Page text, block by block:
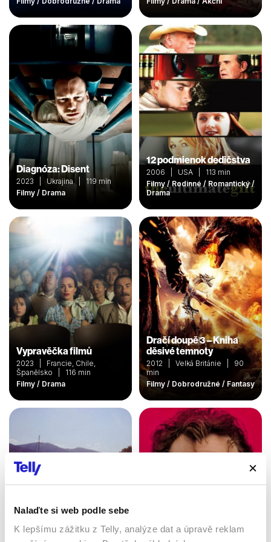
Nalaďte si web podle sebe
K lepšímu zážitku z Telly, analýze dat a úpravě reklam
Diagnóza: Disent
2023 | Ukrajina | 119 min
Filmy / Drama
12 podmienok dedičstva
2006 | USA | 113 min
Filmy / Rodinné / Romantický /
Drama
Vypravěčka filmů
2023 | Francie, Chile,
Španělsko | 116 min
Filmy / Drama
Dračí doupě 3 – Kniha
děsivé temnoty
2012 | Velká Británie | 90
min
Filmy / Dobrodružné / Fantasy